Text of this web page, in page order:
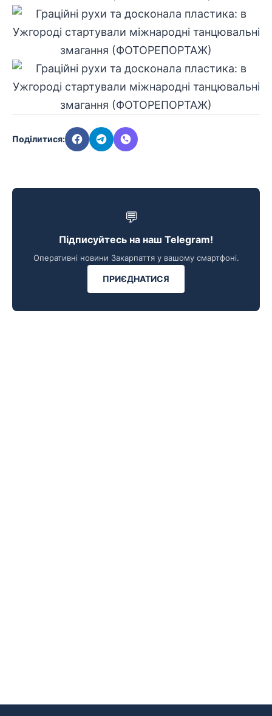
Поділитися:
💬
Підписуйтесь на наш Telegram!
Оперативні новини Закарпаття у вашому смартфоні.
ПРИЄДНАТИСЯ